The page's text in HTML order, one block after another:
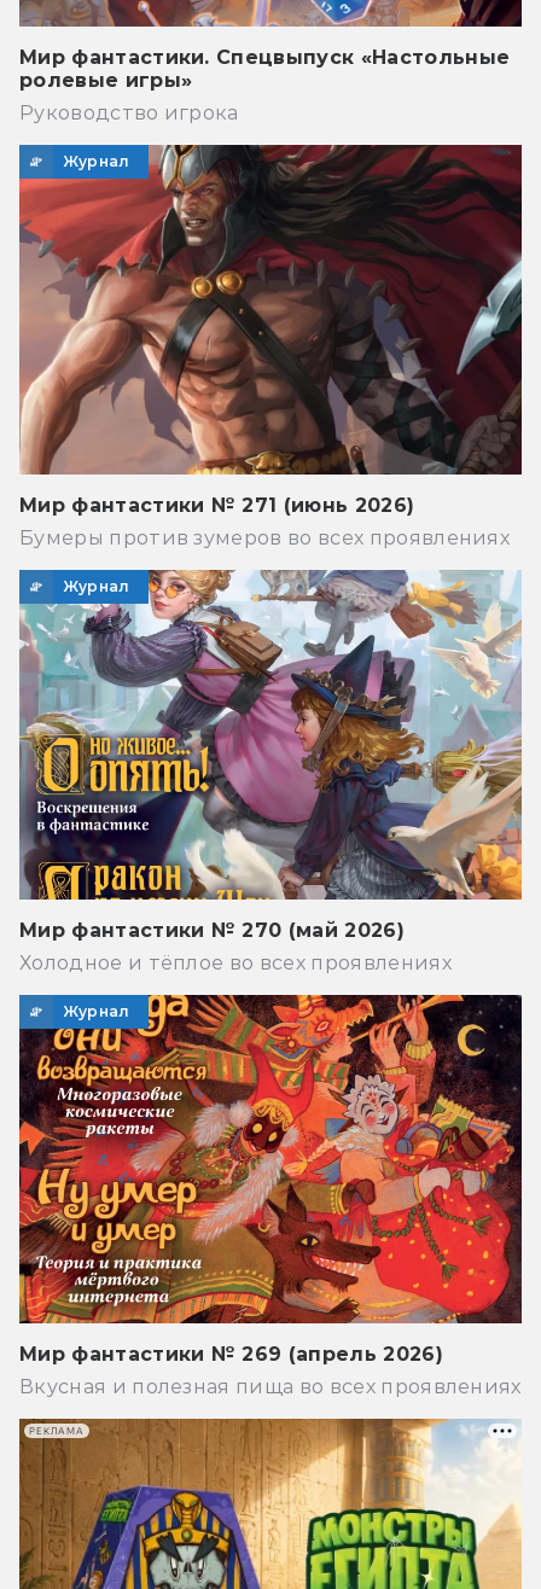
Мир фантастики. Спецвыпуск «Настольные
ролевые игры»
Руководство игрока
Журнал
Мир фантастики № 271 (июнь 2026)
Бумеры против зумеров во всех проявлениях
Журнал
Мир фантастики № 270 (май 2026)
Холодное и тёплое во всех проявлениях
Журнал
Мир фантастики № 269 (апрель 2026)
Вкусная и полезная пища во всех проявлениях
РЕКЛАМА